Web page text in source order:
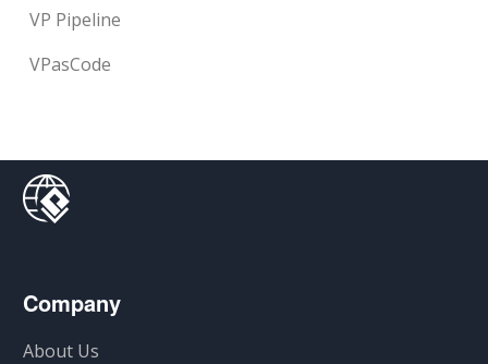
VP Pipeline
VPasCode
Company
About Us